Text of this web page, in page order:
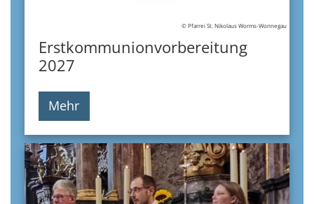
© Pfarrei St. Nikolaus Worms-Wonnegau
Erstkommunionvorbereitung
2027
Mehr